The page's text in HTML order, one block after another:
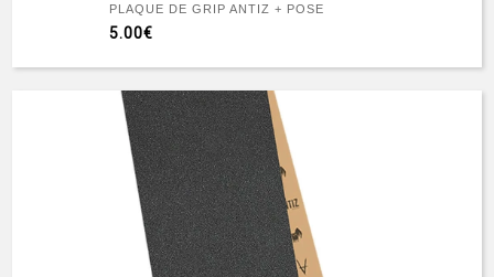
PLAQUE DE GRIP ANTIZ + POSE
5.00€